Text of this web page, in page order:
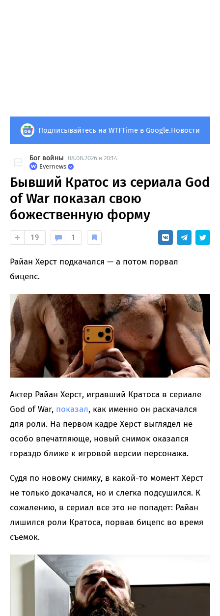
Подписывайтесь на WTFTime в Google.Новости
Бог войны 08.08.2026 в 20:14
Evernews
Бывший Кратос из сериала God
of War показал свою
божественную форму
19 1
Райан Херст подкачался — а потом порвал
бицепс.
Актер Райан Херст, игравший Кратоса в сериале
God of War, показал, как именно он раскачался
для роли. На первом кадре Херст выглядел не
особо впечатляюще, новый снимок оказался
гораздо ближе к игровой версии персонажа.
Судя по новому снимку, в какой-то момент Херст
не только докачался, но и слегка подсушился. К
сожалению, в сериал все это не попадет: Райан
лишился роли Кратоса, порвав бицепс во время
съемок.